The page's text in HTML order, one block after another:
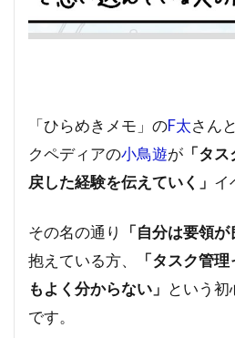
「ひらめきメモ」のF太さん
クペディアの小鳥遊が 「タ
戻した経験を伝えていく」 イ
その名の通り 「自分は要領が
抱えている方、
「タスク管
もよく分からない」 という
です。